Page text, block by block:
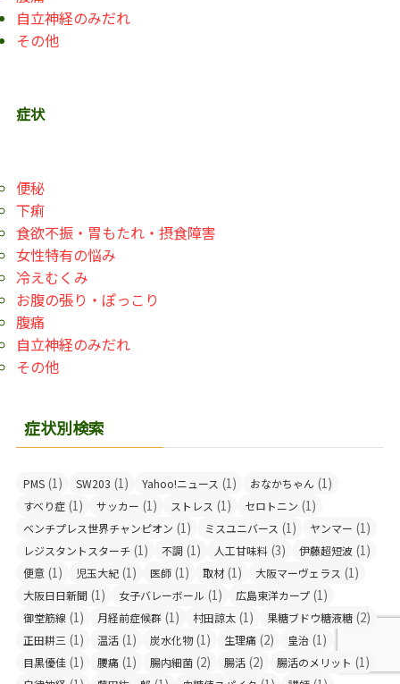
自立神経のみだれ
その他
症状
便秘
下痢
食欲不振・胃もたれ・摂食障害
女性特有の悩み
冷えむくみ
お腹の張り・ぽっこり
腹痛
自立神経のみだれ
その他
症状別検索
PMS (1) SW203 (1) Yahoo!ニュース (1) おなかちゃん (1)
すべり症 (1) サッカー (1) ストレス (1) セロトニン (1)
ベンチプレス世界チャンピオン (1) ミスユニバース (1) ヤンマー (1)
レジスタントスターチ (1) 不調 (1) 人工甘味料 (3) 伊藤超短波 (1)
便意 (1) 児玉大紀 (1) 医師 (1) 取材(1) 大阪マーヴェラス (1)
大阪日日新聞 (1) 女子バレーボール (1) 広島東洋カープ (1)
御堂筋線 (1) 月経前症候群 (1) 村田諒太 (1) 果糖ブドウ糖液糖 (2)
正田耕三 (1) 温活 (1) 炭水化物(1) 生理痛 (2) 皇治 (1)
目黒優佳 (1) 腰痛 (1) 腸内細菌 (2) 腸活 (2) 腸活のメリット (1)